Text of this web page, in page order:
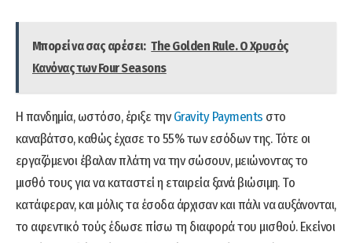
Μπορεί να σας αρέσει: The Golden Rule. Ο Χρυσός
Κανόνας των Four Seasons
Η πανδημία, ωστόσο, έριξε τηνGravity Payments στο
καναβάτσο, καθώς έχασε το 55% των εσόδων της. Τότε οι
εργαζόμενοι έβαλαν πλάτη να την σώσουν, μειώνοντας το
μισθό τους για να καταστεί η εταιρεία ξανά βιώσιμη. Το
κατάφεραν, και μόλις τα έσοδα άρχισαν και πάλι να αυξάνονται,
το αφεντικό τούς έδωσε πίσω τη διαφορά του μισθού. Εκείνοι